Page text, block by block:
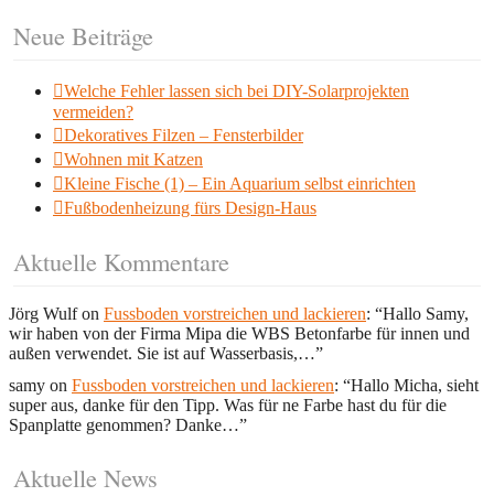
Neue Beiträge
Welche Fehler lassen sich bei DIY-Solarprojekten
vermeiden?
Dekoratives Filzen – Fensterbilder
Wohnen mit Katzen
Kleine Fische (1) – Ein Aquarium selbst einrichten
Fußbodenheizung fürs Design-Haus
Aktuelle Kommentare
Jörg Wulfon Fussboden vorstreichen und lackieren: “Hallo Samy,
wir haben von der Firma Mipa die WBS Betonfarbe für innen und
außen verwendet. Sie ist auf Wasserbasis,…”
samy on Fussboden vorstreichen und lackieren: “Hallo Micha, sieht
super aus, danke für den Tipp. Was für ne Farbe hast du für die
Spanplatte genommen? Danke…”
Aktuelle News